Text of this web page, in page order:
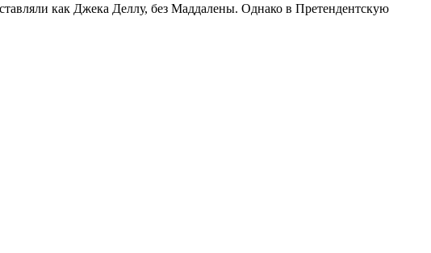
как Джека Деллу, без Маддалены. Однако в Претендентскую